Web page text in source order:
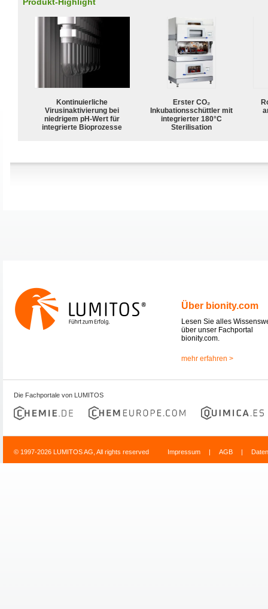
Kontinuierliche
Virusinaktivierung bei
niedrigem pH-Wert für
integrierte Bioprozesse
Erster CO₂
Inkubationsschüttler mit
integrierter 180°C
Sterilisation
Über bionity.com
Lesen Sie alles
über unser Fachportal
bionity.com.
mehr erfahren >
Die Fachportale von LUMITOS
© 1997-2026 LUMITOS AG, All rights reserved Impressum | AGB |